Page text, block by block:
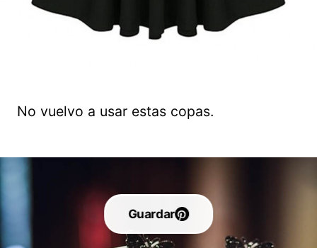
No vuelvo a usar estas copas.
Guardar